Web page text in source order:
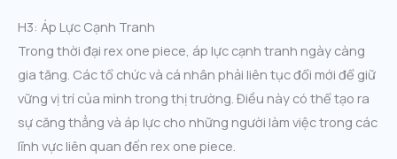
H3: Áp Lực Cạnh Tranh
Trong thời đại rex one piece, áp lực cạnh tranh ngày càng
gia tăng. Các tổ chức và cá nhân phải liên tục đổi mới để giữ
vững vị trí của mình trong thị trường. Điều này có thể tạo ra
sự căng thẳng và áp lực cho những người làm việc trong các
lĩnh vực liên quan đến rex one piece.